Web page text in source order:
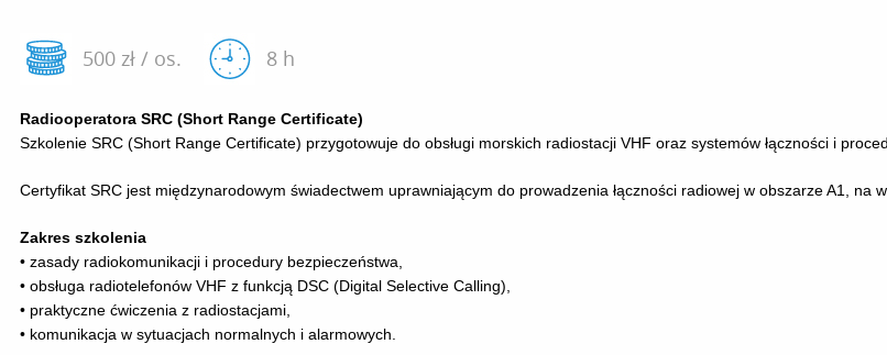
500 zł / os. 8 h
Radiooperatora SRC (Short Range Certificate)
Szkolenie SRC (Short Range Certificate) przygotowuje do obsługi morskich radiostacji VHF oraz systemów łączności i
Certyfikat SRC jest międzynarodowym świadectwem uprawniającym do prowadzenia łączności radiowej w obszarze A1, na
Zakres szkolenia
• zasady radiokomunikacji i procedury bezpieczeństwa,
• obsługa radiotelefonów VHF z funkcją DSC (Digital Selective Calling),
• praktyczne ćwiczenia z radiostacjami,
• komunikacja w sytuacjach normalnych i alarmowych.